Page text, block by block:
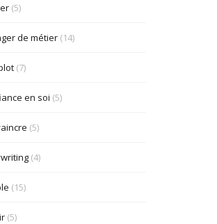
(5)
de métier(14)
(7)
en soi (5)
(5)
(4)
(15)
(5)